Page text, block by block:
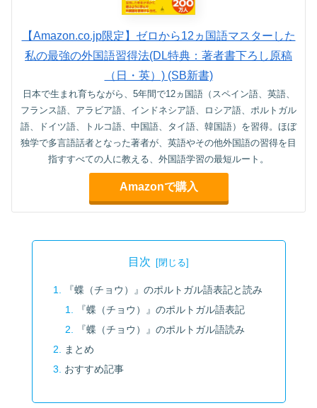
【Amazon.co.jp限定】ゼロから12ヵ国語マスターした
私の最強の外国語習得法(DL特典：著者書下ろし原稿
（日・英）) (SB新書)
日本で生まれ育ちながら、5年間で12ヵ国語（スペイン語、英語、
フランス語、アラビア語、インドネシア語、ロシア語、ポルトガル
語、ドイツ語、トルコ語、中国語、タイ語、韓国語）を習得。ほぼ
独学で多言語話者となった著者が、英語やその他外国語の習得を目
指すすべての人に教える、外国語学習の最短ルート。
Amazonで購入
目次
『蝶（チョウ）』のポルトガル語表記と読み
『蝶（チョウ）』のポルトガル語表記
『蝶（チョウ）』のポルトガル語読み
まとめ
おすすめ記事